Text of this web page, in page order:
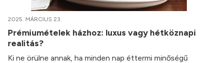
2025. MÁRCIUS 23.
Prémiumételek házhoz: luxus vagy hétköznapi
realitás?
Ki ne örülne annak, ha minden nap éttermi minőségű